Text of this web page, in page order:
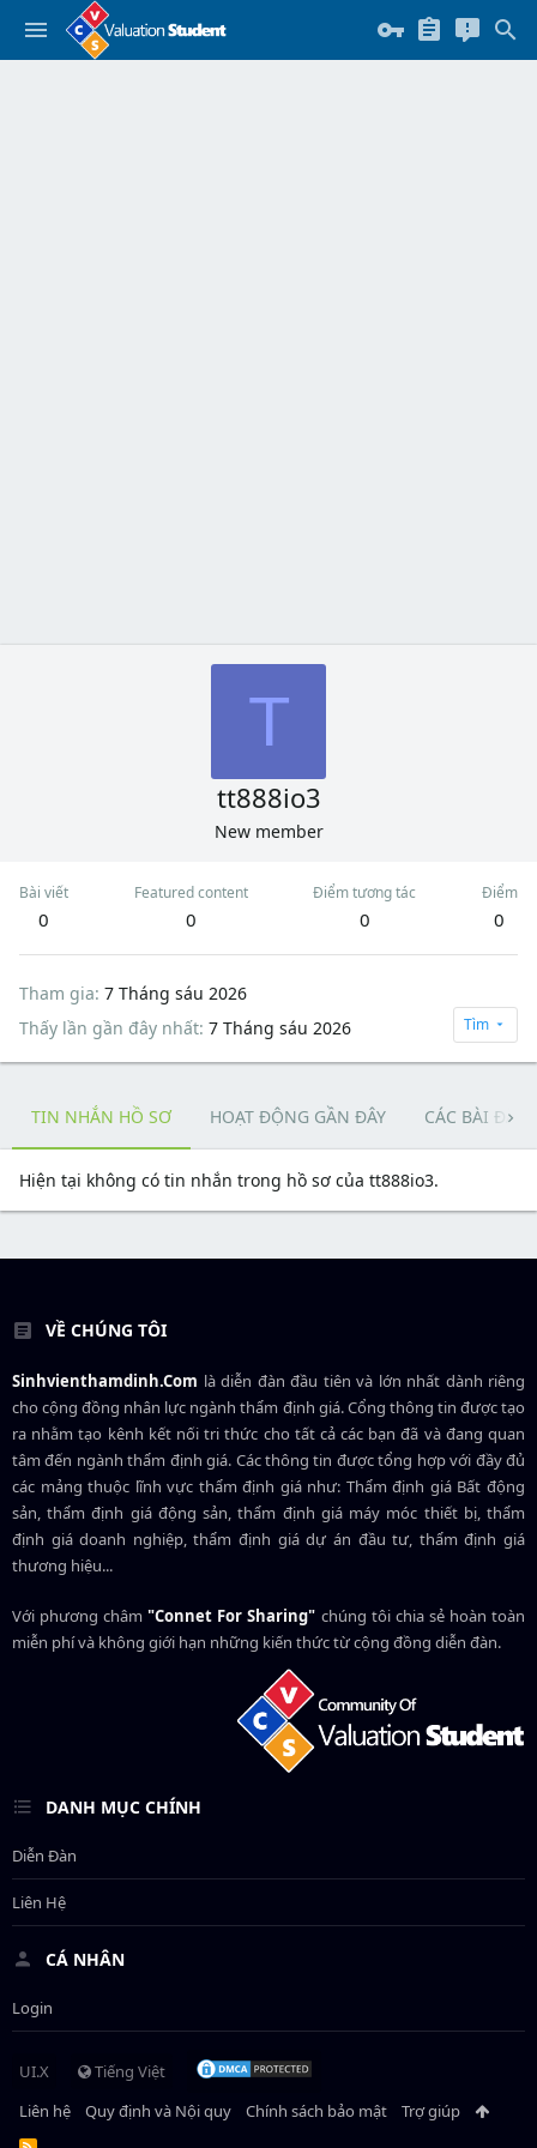
T
tt888io3
New member
Bài viết
0
Featured content
0
Điểm tương tác
0
Điểm
0
Tham gia 7 Tháng sáu 2026
Thấy lần gần đây nhất 7 Tháng sáu 2026 Tìm
TIN NHẮN HỒ SƠ HOẠT ĐỘNG GẦN ĐÂY CÁC BÀI
Hiện tại không có tin nhắn trong hồ sơ của tt888io3.
VỀ CHÚNG TÔI
Sinhvienthamdinh.Com là diễn đàn đầu tiên và lớn nhất dành riêng
cho cộng đồng nhân lực ngànhthẩm định giá. Cổng thông tin được tạo
ra nhằm tạo kênh kết nối tri thức cho tất cả các bạn đã và đang quan
tâm đến ngành thẩm định giá. Các thông tin được tổng hợp với đầy đủ
các mảng thuộc lĩnh vực thẩm định giá như: Thẩm định giá Bất động
sản, thẩm định giá động sản, thẩm định giá máy móc thiết bị, thẩm
định giá doanh nghiệp, thẩm định giá dự án đầu tư, thẩm định giá
thương hiệu...
Với phương châm"Connet For Sharing" chúng tôi chia sẻ hoàn toàn
miễn phí và không giới hạn những kiến thức từ cộng đồng diễn đàn.
DANH MỤC CHÍNH
Diễn Đàn
Liên Hệ
CÁ NHÂN
Login
UI.X
Tiếng Việt
Liên hệ
Quy định và Nội quy Chính sách bảo mật Trợ giúp